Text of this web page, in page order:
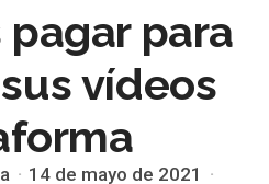
para
vídeos
14 de mayo de 2021